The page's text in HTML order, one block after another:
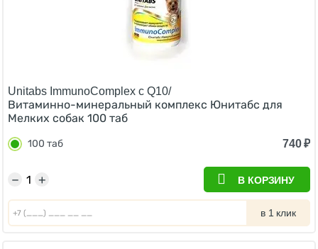
Unitabs ImmunoComplex с Q10/
Витаминно-минеральный комплекс Юнитабс для
Мелких собак 100 таб
100 таб 740₽
+
− В КОРЗИНУ
в 1 клик